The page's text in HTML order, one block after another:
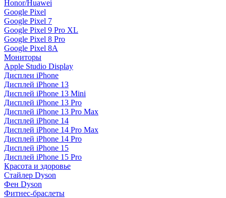
Honor/Huawei
Google Pixel
Google Pixel 7
Google Pixel 9 Pro XL
Google Pixel 8 Pro
Google Pixel 8A
Мониторы
Apple Studio Display
Дисплеи iPhone
Дисплей iPhone 13
Дисплей iPhone 13 Mini
Дисплей iPhone 13 Pro
Дисплей iPhone 13 Pro Max
Дисплей iPhone 14
Дисплей iPhone 14 Pro Max
Дисплей iPhone 14 Pro
Дисплей iPhone 15
Дисплей iPhone 15 Pro
Красота и здоровье
Стайлер Dyson
Фен Dyson
Фитнес-браслеты